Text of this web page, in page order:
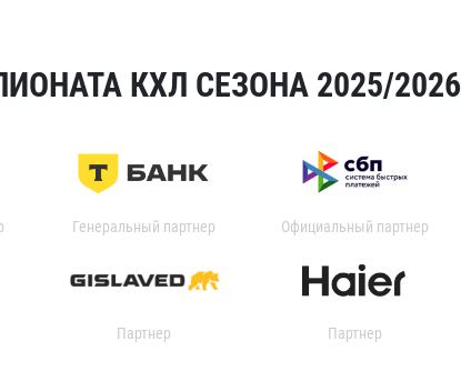
КХЛ СЕЗОНА 2025/2026
Генеральный партнер Официальный партнер
Партнер Партнер